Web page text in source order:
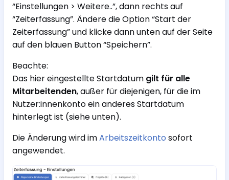
“Einstellungen > Weitere..”, dann rechts auf
“Zeiterfassung”. Ändere die Option “Start der
Zeiterfassung” und klicke dann unten auf der Seite
auf den blauen Button “Speichern”.
Beachte:
Das hier eingestellte Startdatum gilt für alle
Mitarbeitenden, außer für diejenigen, für die im
Nutzer:innenkonto ein anderes Startdatum
hinterlegt ist (siehe unten).
Die Änderung wird imArbeitszeitkonto sofort
angewendet.